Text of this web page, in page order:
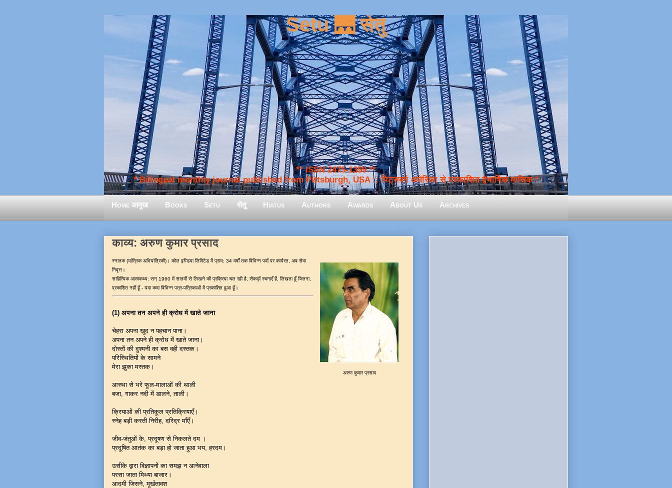
Setu 🌉 सेतु
** ISSN 2475-1359 **
* Bilingual monthly journal published from Pittsburgh, USA :: पिट्सबर्ग अमेरिका से प्रकाशित द्वैभाषिक मासिक *
Home आमुख Books Setu सेतु Hiatus Authors Awards About Us Archives
काव्य: अरुण कुमार प्रसाद
अरुण कुमार प्रसाद
स्नातक (यांत्रिक अभियांत्रिकी)। कोल इण्डिया लिमिटेड में प्राय: 34 वर्षों तक विभिन्न पदों पर कार्यरत, अब सेवा
निवृत्त।
साहित्यिक आत्मकथ्य: सन् 1960 में सातवीं से लिखने की प्रक्रिया चल रही है, सैकड़ों रचनाएँ हैं, लिखता हूँ जितना,
प्रकाशित नहीं हूँ - यदा कदा विभिन्न पत्र-पत्रिकाओं में प्रकाशित हुआ हूँ।
(1) अपना तन अपने ही क्रोध में खाते जाना
चेहरा अपना खुद न पहचान पाना।
अपना तन अपने ही क्रोध में खाते जाना।
दोस्तों की दुश्मनी का बस वही दस्तक।
परिस्थितियों के सामने
मेरा झुका मस्तक।
आस्था से भरे फूल-मालाओं की थाली
बजा, गाकर नदी में डालने, ताली।
क्रियाओं की प्रतिकूल प्रतिक्रियाएँ।
स्नेह बड़ी करती निरीह, दरिद्र माँएँ।
जीव-जंतुओं के, प्रदूषण से निकलते दम ।
प्रदूषित आतंक का बड़ा हो जाता हुआ भय, हरदम।
उसीके द्वारा विज्ञापनों का समझ न आनेवाला
परसा जाता मिथ्या बाजार।
आदमी जिसने, मूर्खतावश